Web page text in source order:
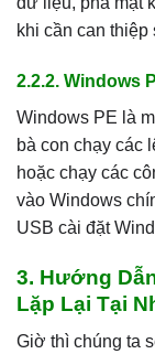
khi cần can thiệp
2.2.2. Windows
Windows PE là
bà con chạy các
hoặc chạy các
vào Windows
USB cài đặt
3. Hướng
Lặp Lại Tại
Giờ thì chúng ta